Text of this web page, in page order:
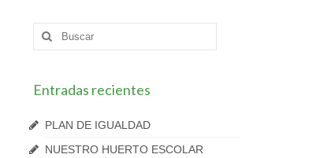
Buscar
por:
Entradas recientes
PLAN DE IGUALDAD
NUESTRO HUERTO ESCOLAR